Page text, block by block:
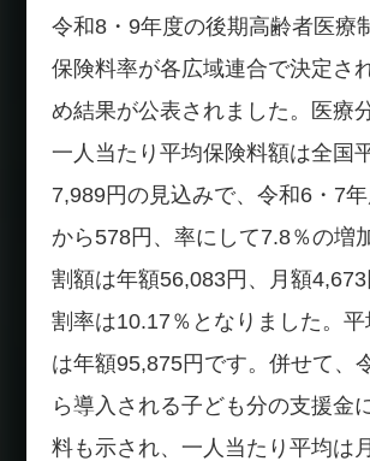
令和8・9年度の後期高齢者医療
保険料率が各広域連合で決定さ
め結果が公表されました。医療
一人当たり平均保険料額は全国
7,989円の見込みで、令和6・7
から578円、率にして7.8％の増
割額は年額56,083円、月額
割率は10.17％となりました。
は年額95,875円です。併せて、
ら導入される子ども分の支援金
料も示され、一人当たり平均は